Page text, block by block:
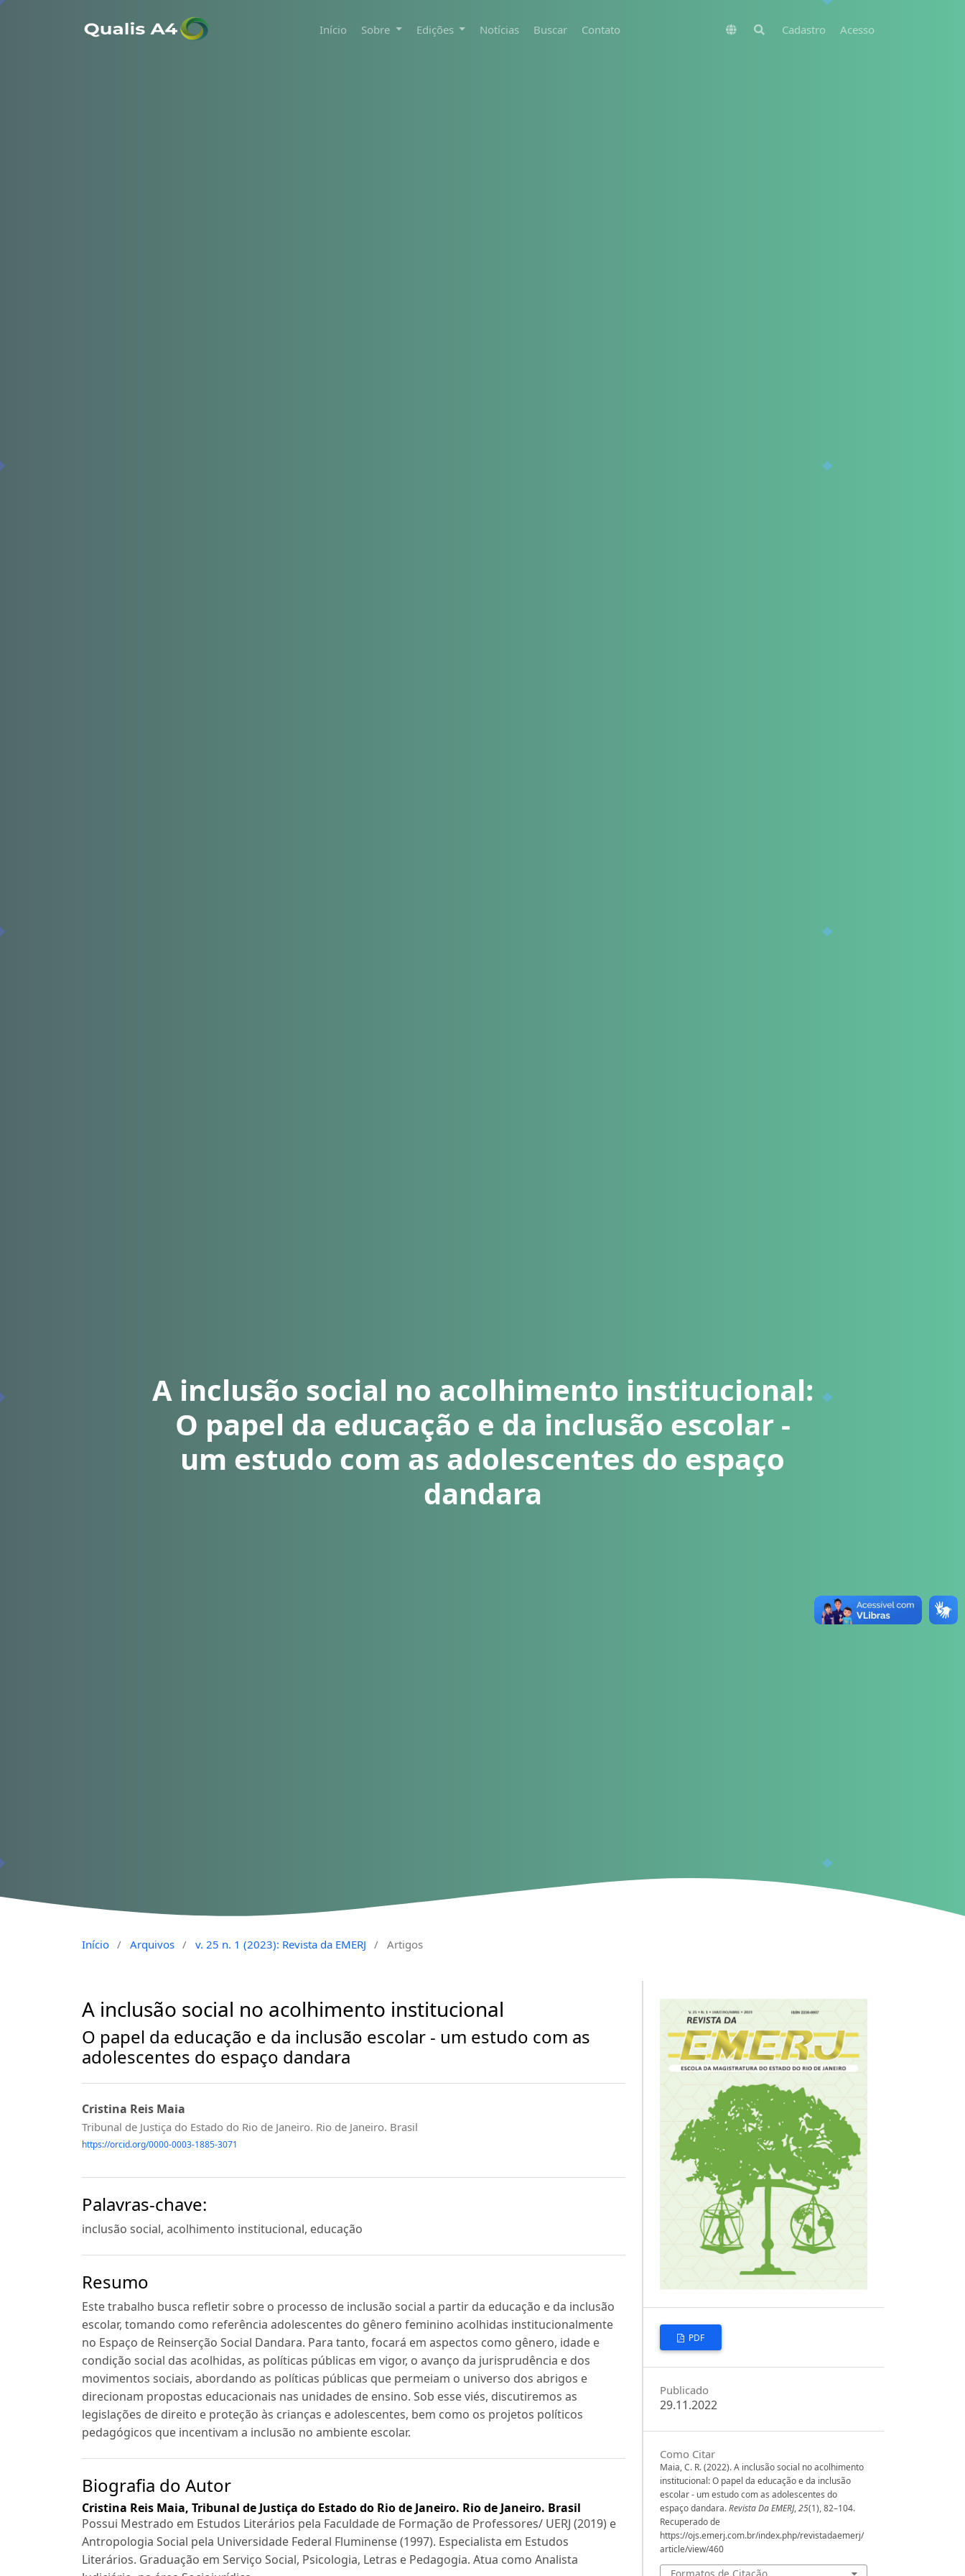
Início Sobre Edições Notícias Buscar Contato Cadastro Acesso
A inclusão social no acolhimento institucional:
O papel da educação e da inclusão escolar -
um estudo com as adolescentes do espaço
dandara
Início / Arquivos / v. 25 n. 1 (2023): Revista da EMERJ / Artigos
A inclusão social no acolhimento institucional
O papel da educação e da inclusão escolar - um estudo com as
adolescentes do espaço dandara
Cristina Reis Maia
Tribunal de Justiça do Estado do Rio de Janeiro. Rio de Janeiro. Brasil
https://orcid.org/0000-0003-1885-3071
Palavras-chave:
inclusão social, acolhimento institucional, educação
Resumo
Este trabalho busca refletir sobre o processo de inclusão social a partir da educação e da inclusão
escolar, tomando como referência adolescentes do gênero feminino acolhidas institucionalmente
no Espaço de Reinserção Social Dandara. Para tanto, focará em aspectos como gênero, idade e
condição social das acolhidas, as políticas públicas em vigor, o avanço da jurisprudência e dos
movimentos sociais, abordando as políticas públicas que permeiam o universo dos abrigos e
direcionam propostas educacionais nas unidades de ensino. Sob esse viés, discutiremos as
legislações de direito e proteção às crianças e adolescentes, bem como os projetos políticos
pedagógicos que incentivam a inclusão no ambiente escolar.
Biografia do Autor
Cristina Reis Maia, Tribunal de Justiça do Estado do Rio de Janeiro. Rio de Janeiro. Brasil
Possui Mestrado em Estudos Literários pela Faculdade de Formação de Professores/ UERJ (2019) e
Antropologia Social pela Universidade Federal Fluminense (1997). Especialista em Estudos
Literários. Graduação em Serviço Social, Psicologia, Letras e Pedagogia. Atua como Analista
PDF
Publicado
29.11.2022
Como Citar
Maia, C. R. (2022). A inclusão social no acolhimento
institucional: O papel da educação e da inclusão
escolar - um estudo com as adolescentes do
espaço dandara.Revista Da EMERJ,25(1), 82–104.
Recuperado de
https://ojs.emerj.com.br/index.php/revistadaemerj/
article/view/460
Formatos de Citação